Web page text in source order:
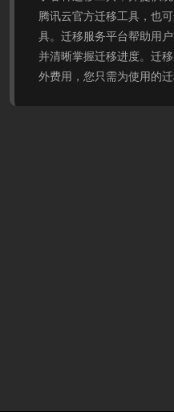
腾讯云官方迁移工具，也
具。迁移服务平台帮助用
并清晰掌握迁移进度。迁
外费用，您只需为使用的迁